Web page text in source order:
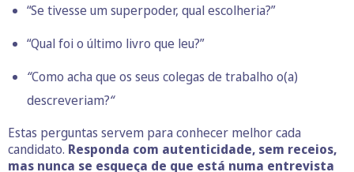
“Se tivesse um superpoder, qual escolheria?”
“Qual foi o último livro que leu?”
“Como acha que os seus colegas de trabalho o(a)
descreveriam?“
Estas perguntas servem para conhecer melhor cada
candidato. Responda com autenticidade, sem receios,
mas nunca se esqueça de que está numa entrevista